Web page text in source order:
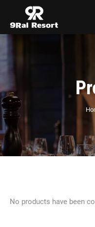
No products have been